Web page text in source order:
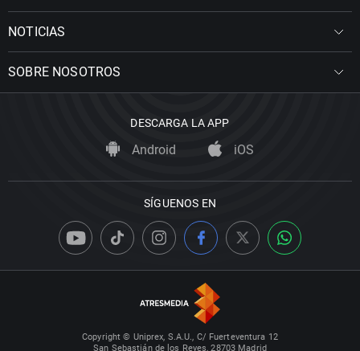
NOTICIAS
SOBRE NOSOTROS
DESCARGA LA APP
Android iOS
SÍGUENOS EN
Copyright © Uniprex, S.A.U., C/ Fuerteventura 12
San Sebastián de los Reyes, 28703 Madrid